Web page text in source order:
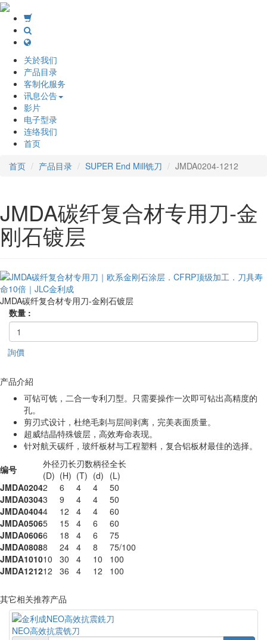
关於我们
产品目录
客制化服务
讯息公告
影片
电子型录
连络我们
首页
首页
产品目录 SUPER End Mill铣刀 JMDA0204-1212
JMDA碳纤复合材专用刀-金
刚石镀层
JMDA碳纤复合材专用刀-金刚石镀层
数量 :
詢價
产品介紹
可钻可铣，二合一专利刀型。只需要操作一次即可钻出高精度的
孔。
剪刃式设计，杜绝毛刺与层间剥离，完美表面质量。
超威结晶特殊镀层，高效寿命表现。
针对航天碳纤，玻纤板材与工程塑料，复合铝板材最佳的选择。
编号
外径
(D)
刃长
(H)
刃数
(T)
柄径
(d)
全长
(L)
JMDA02042 6 4 4
50
JMDA03043 9 4 4
50
JMDA04044 12 4 4
60
JMDA05065 15 4 6
60
JMDA06066 18 4 6
75
JMDA08088 24 4 8
75/100
JMDA101010 30 4 10
100
JMDA121212 36 4 12 100
其它相关推荐产品
NEO高效抗震铣刀